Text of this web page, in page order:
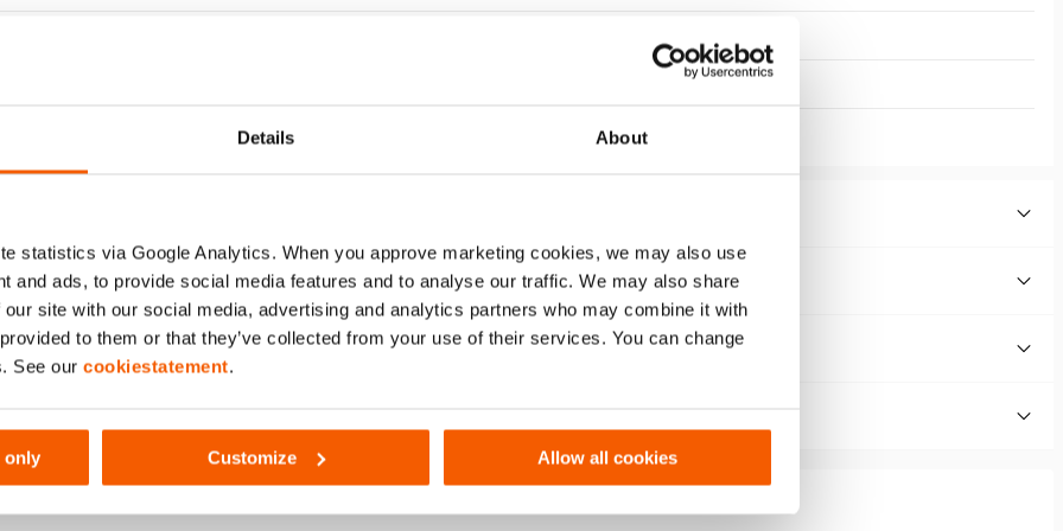
Details About
statistics via Google Analytics. When you approve marketing cookies, we may also use
and ads, to provide social media features and to analyse our traffic. We may also share
site with our social media, advertising and analytics partners who may combine it with
to them or that they’ve collected from your use of their services. You can change
See our cookiestatement.
only Customize Allow all cookies